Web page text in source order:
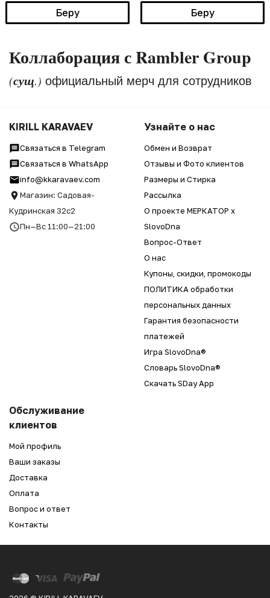
Беру Беру
Коллаборация с Rambler Group
(сущ.) официальный мерч для сотрудников
KIRILL KARAVAEV
Связаться в Telegram
Связаться в WhatsApp
info@kkaravaev.com
Магазин: Садовая-
Кудринская 32с2
Пн—Вс 11:00—21:00
Узнайте о нас
Обмен и Возврат
Отзывы и Фото клиентов
Размеры и Стирка
Рассылка
О проекте МЕРКАТОР x
SlovoDna
Вопрос-Ответ
О нас
Купоны, скидки, промокоды
ПОЛИТИКА обработки
персональных данных
Гарантия безопасности
платежей
Игра SlovoDna®
Словарь SlovoDna®
Скачать SDay App
Обслуживание
клиентов
Мой профиль
Ваши заказы
Доставка
Оплата
Вопрос и ответ
Контакты